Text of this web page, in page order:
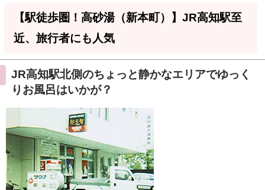
【駅徒歩圏！高砂湯（新本町）】JR高知駅至
近、旅行者にも人気
JR高知駅北側のちょっと静かなエリアでゆっく
りお風呂はいかが？